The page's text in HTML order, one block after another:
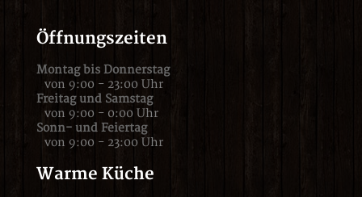
Öffnungszeiten
Montag bis Donnerstag
von 9:00 - 23:00 Uhr
Freitag und Samstag
von 9:00 - 0:00 Uhr
Sonn- und Feiertag
von 9:00 - 23:00 Uhr
Warme Küche